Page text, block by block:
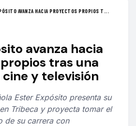
AVANZA HACIA PROYECTOS PROPIOS T...
avanza hacia
tras una
y televisión
Ester Expósito presenta su
Tribeca y proyecta tomar el
de su carrera con